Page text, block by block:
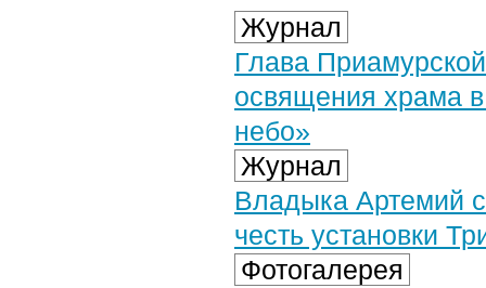
Журнал
Глава
освящения храма
небо»
Журнал
Владыка Артемий
честь установки
Фотогалерея